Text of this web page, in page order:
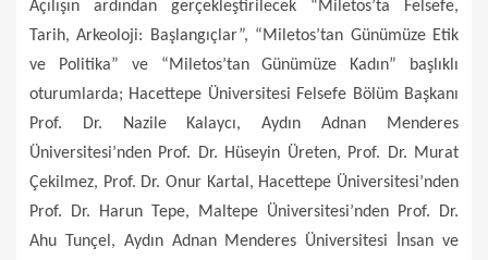
Açılışın ardından gerçekleştirilecek “Miletos’ta Felsefe,
Tarih, Arkeoloji: Başlangıçlar”, “Miletos’tan Günümüze Etik
ve Politika” ve “Miletos’tan Günümüze Kadın” başlıklı
oturumlarda; Hacettepe Üniversitesi Felsefe Bölüm Başkanı
Prof. Dr. Nazile Kalaycı, Aydın Adnan Menderes
Üniversitesi’nden Prof. Dr. Hüseyin Üreten, Prof. Dr. Murat
Çekilmez, Prof. Dr. Onur Kartal, Hacettepe Üniversitesi’nden
Prof. Dr. Harun Tepe, Maltepe Üniversitesi’nden Prof. Dr.
Ahu Tunçel, Aydın Adnan Menderes Üniversitesi İnsan ve